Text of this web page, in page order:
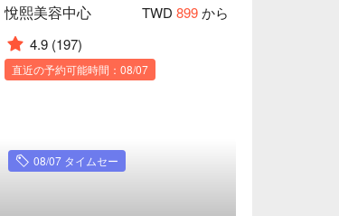
悅熙美容中心 TWD 899から
4.9 (197)
直近の予約可能時間：08/07
08/07 タイムセー